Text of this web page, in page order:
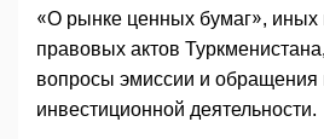
«О рынке ценных бумаг»,
правовых актов
вопросы эмиссии и обращения
инвестиционной деятельности.